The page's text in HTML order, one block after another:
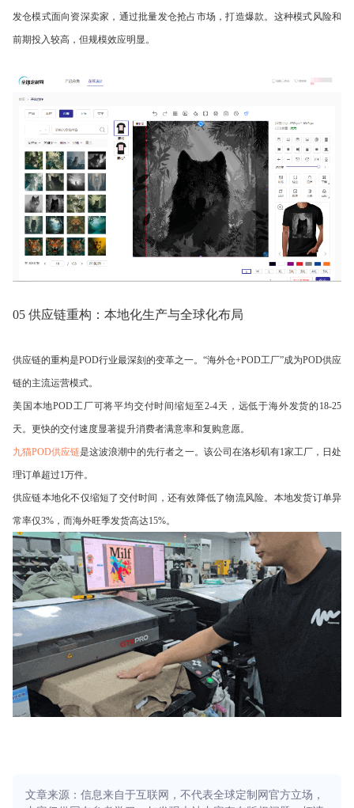
发仓模式面向资深卖家，通过批量发仓抢占市场，打造爆款。这种模式风险和
前期投入较高，但规模效应明显。
05 供应链重构：本地化生产与全球化布局
供应链的重构是POD行业最深刻的变革之一。“海外仓+POD工厂”成为POD供应
链的主流运营模式。
美国本地POD工厂可将平均交付时间缩短至2-4天，远低于海外发货的18-25
天。更快的交付速度显著提升消费者满意率和复购意愿。
九猫POD供应链是这波浪潮中的先行者之一。该公司在洛杉矶有1家工厂，日处
理订单超过1万件。
供应链本地化不仅缩短了交付时间，还有效降低了物流风险。本地发货订单异
常率仅3%，而海外旺季发货高达15%。
文章来源：信息来自于互联网，不代表全球定制网官方立场，